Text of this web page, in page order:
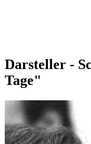
Darsteller -
Tage"